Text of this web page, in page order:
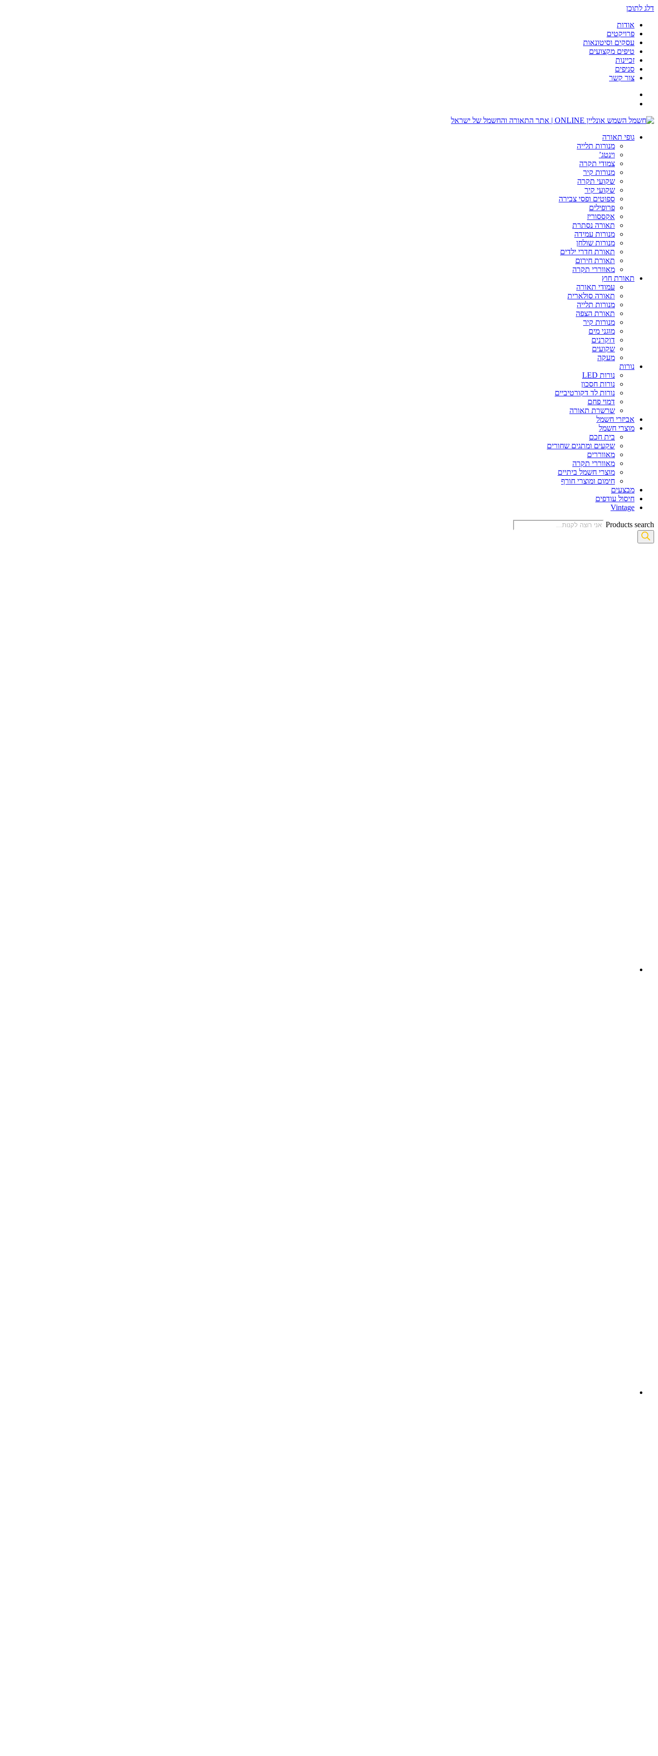
דלג לתוכן
אודות
פרויקטים
עסקים וסיטונאות
טיפים מקצועים
זכיינות
סניפים
צור קשר
גופי תאורה
מנורות תלייה
וינטג’
צמודי תקרה
מנורות קיר
שקועי תקרה
שקועי קיר
ספוטים ופסי צבירה
פרופילים
אקססוריז
תאורה נסתרת
מנורות עמידה
מנורות שולחן
תאורת חדרי ילדים
תאורת חירום
מאווררי תקרה
תאורת חוץ
עמודי תאורה
תאורה סולארית
מנורות תלייה
תאורת הצפה
מנורות קיר
מוגני מים
דוקרנים
שקועים
מעקה
נורות
נורות LED
נורות חסכון
נורות לד דקורטיביים
דמוי פחם
שרשרת תאורה
אביזרי חשמל
מוצרי חשמל
בית חכם
שקעים ומתגים שחורים
מאווררים
מאווררי תקרה
מוצרי חשמל ביתיים
חימום ומוצרי חורף
מבצעים
חיסול עודפים
Vintage
Products search